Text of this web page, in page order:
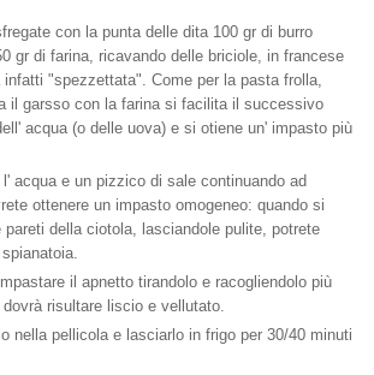
con la punta delle dita 100 gr di burro
gr di farina, ricavando delle briciole, in francese
infatti "spezzettata". Come per la pasta frolla,
il garsso con la farina si facilita il successivo
acqua (o delle uova) e si otiene un' impasto più
l' acqua e un pizzico di sale continuando ad
ottenere un impasto omogeneo: quando si
pareti della ciotola, lasciandole pulite, potrete
il apnetto tirandolo e racogliendolo più
risultare liscio e vellutato.
nella pellicola e lasciarlo in frigo per 30/40 minuti